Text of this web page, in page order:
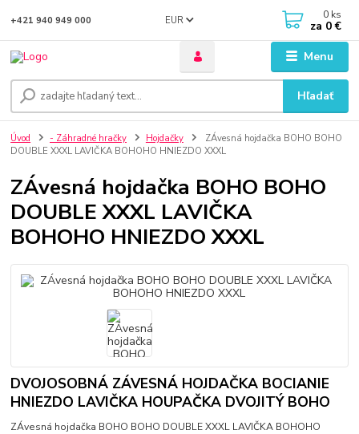
Menu
EUR
Hľadať
+421 940 949 000 0 ks
za 0 €
Úvod - Záhradné hračky Hojdačky
ZÁvesná hojdačka BOHO BOHO
DOUBLE XXXL LAVIČKA BOHOHO HNIEZDO XXXL
ZÁvesná hojdačka BOHO BOHO
DOUBLE XXXL LAVIČKA
BOHOHO HNIEZDO XXXL
DVOJOSOBNÁ ZÁVESNÁ HOJDAČKA BOCIANIE
HNIEZDO LAVIČKA HOUPAČKA DVOJITÝ BOHO
ZÁvesná hojdačka BOHO BOHO DOUBLE XXXL LAVIČKA BOHOHO